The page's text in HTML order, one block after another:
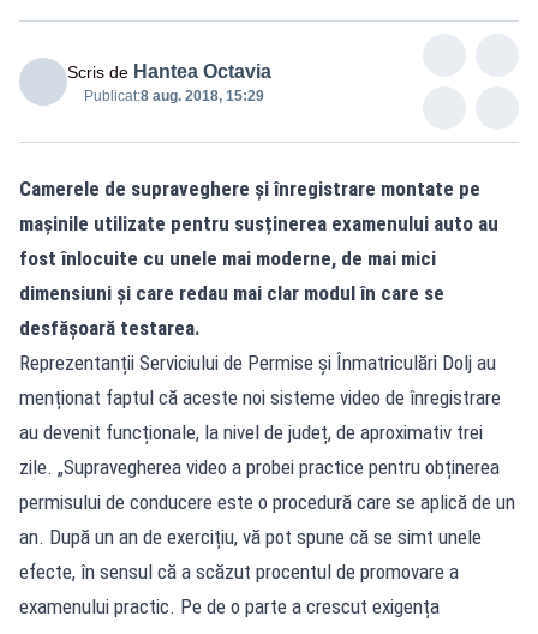
Scris de Hantea Octavia
Publicat:8 aug. 2018, 15:29
Camerele de supraveghere și înregistrare montate pe
mașinile utilizate pentru susținerea examenului auto au
fost înlocuite cu unele mai moderne, de mai mici
dimensiuni și care redau mai clar modul în care se
desfășoară testarea.
Reprezentanții Serviciului de Permise și Înmatriculări Dolj au
menționat faptul că aceste noi sisteme video de înregistrare
au devenit funcționale, la nivel de județ, de aproximativ trei
zile. „Supravegherea video a probei practice pentru obținerea
permisului de conducere este o procedură care se aplică de un
an. După un an de exercițiu, vă pot spune că se simt unele
efecte, în sensul că a scăzut procentul de promovare a
examenului practic. Pe de o parte a crescut exigența